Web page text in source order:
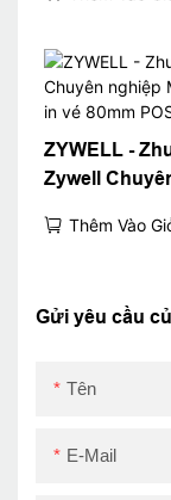
ZYWELL -
Zywell
POSThêm Vào
Gửi yêu cầu
Tên
E-Mail